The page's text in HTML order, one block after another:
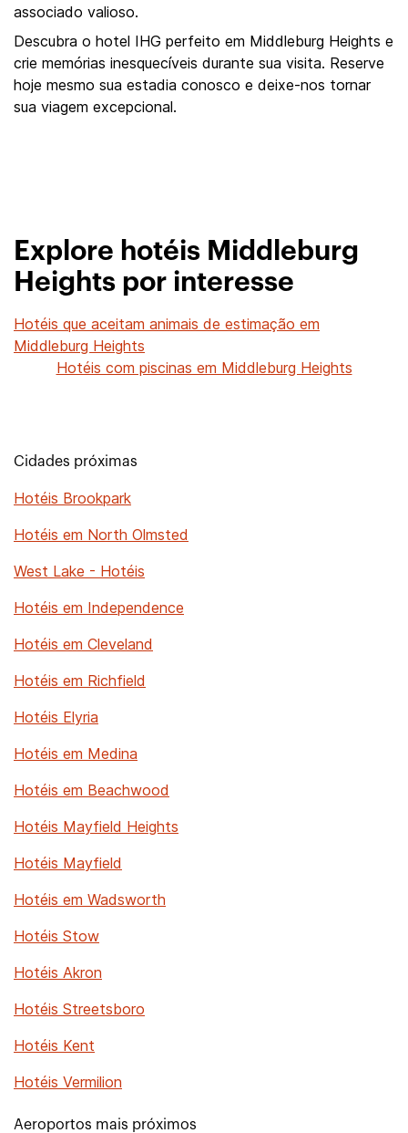
associado valioso.
Descubra o hotel IHG perfeito em Middleburg Heights e
crie memórias inesquecíveis durante sua visita. Reserve
hoje mesmo sua estadia conosco e deixe-nos tornar
sua viagem excepcional.
Explore hotéis Middleburg
Heights por interesse
Hotéis que aceitam animais de estimação em
Middleburg Heights
Hotéis com piscinas em Middleburg Heights
Cidades próximas
Hotéis Brookpark
Hotéis em North Olmsted
West Lake - Hotéis
Hotéis em Independence
Hotéis em Cleveland
Hotéis em Richfield
Hotéis Elyria
Hotéis em Medina
Hotéis em Beachwood
Hotéis Mayfield Heights
Hotéis Mayfield
Hotéis em Wadsworth
Hotéis Stow
Hotéis Akron
Hotéis Streetsboro
Hotéis Kent
Hotéis Vermilion
Aeroportos mais próximos